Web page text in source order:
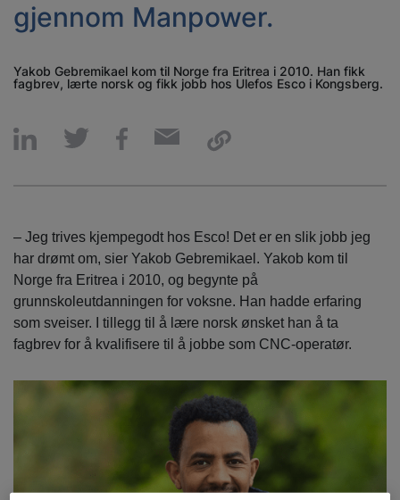
gjennom Manpower.
Yakob Gebremikael kom til Norge fra Eritrea i 2010. Han fikk
fagbrev, lærte norsk og fikk jobb hos Ulefos Esco i Kongsberg.
– Jeg trives kjempegodt hos Esco! Det er en slik jobb jeg
har drømt om, sier Yakob Gebremikael. Yakob kom til
Norge fra Eritrea i 2010, og begynte på
grunnskoleutdanningen for voksne. Han hadde erfaring
som sveiser. I tillegg til å lære norsk ønsket han å ta
fagbrev for å kvalifisere til å jobbe som CNC-operatør.